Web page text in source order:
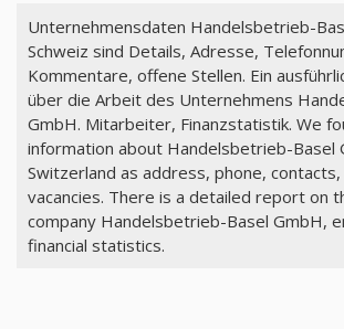
Unternehmensdaten Handelsbetrieb-
Schweiz sind Details, Adresse,
Kommentare, offene Stellen. Ein
über die Arbeit des Unternehmens
GmbH. Mitarbeiter, Finanzstatistik. We
information about Handelsbetrieb-Basel
Switzerland as address, phone,
vacancies. There is a detailed report on
company Handelsbetrieb-Basel GmbH,
financial statistics.